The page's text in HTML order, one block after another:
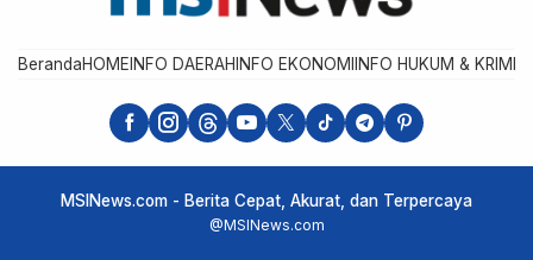
BerandaHOME INFO DAERAH INFO EKONOMI INFO HUKUM &
MSINews.com - Berita Cepat, Akurat, dan Terpercaya
@MSINews.com